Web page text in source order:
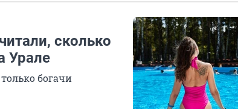
сколько
Урале
богачи